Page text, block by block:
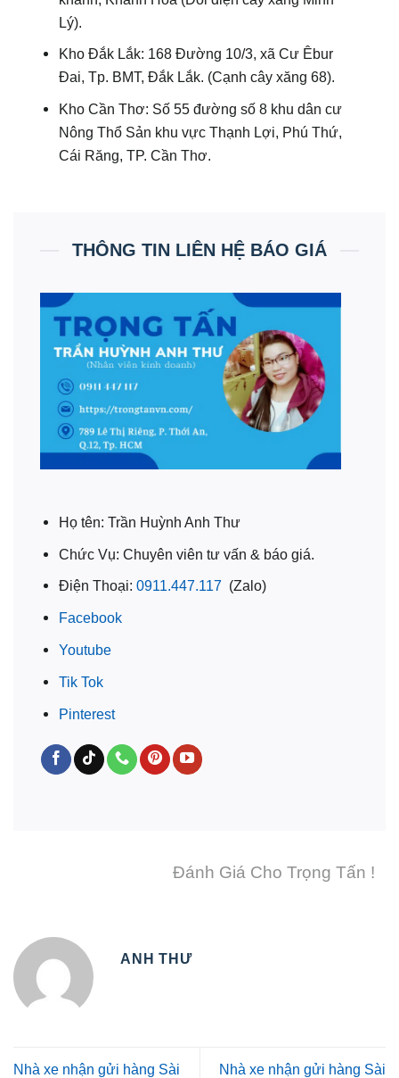
Lý).
Kho Đắk Lắk: 168 Đường 10/3, xã Cư Êbur
Đai, Tp. BMT, Đắk Lắk. (Cạnh cây xăng 68).
Kho Cần Thơ: Số 55 đường số 8 khu dân cư
Nông Thổ Sản khu vực Thạnh Lợi, Phú Thứ,
Cái Răng, TP. Cần Thơ.
THÔNG TIN LIÊN HỆ BÁO GIÁ
Họ tên: Trần Huỳnh Anh Thư
Chức Vụ: Chuyên viên tư vấn & báo giá.
Điện Thoại: 0911.447.117 (Zalo)
Facebook
Youtube
Tik Tok
Pinterest
Đánh Giá Cho Trọng Tấn !
ANH THƯ
Nhà xe nhận gửi hàng Sài
Nhà xe nhận gửi hàng Sài